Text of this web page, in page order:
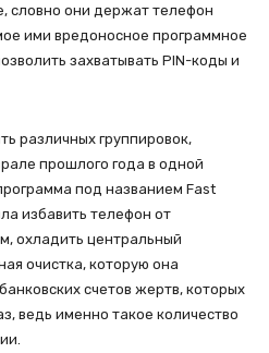
словно они держат телефон
ими вредоносное программное
захватывать PIN-коды и
различных группировок,
прошлого года в одной
под названием Fast
избавить телефон от
охладить центральный
очистка, которую она
счетов жертв, которых
ведь именно такое количество